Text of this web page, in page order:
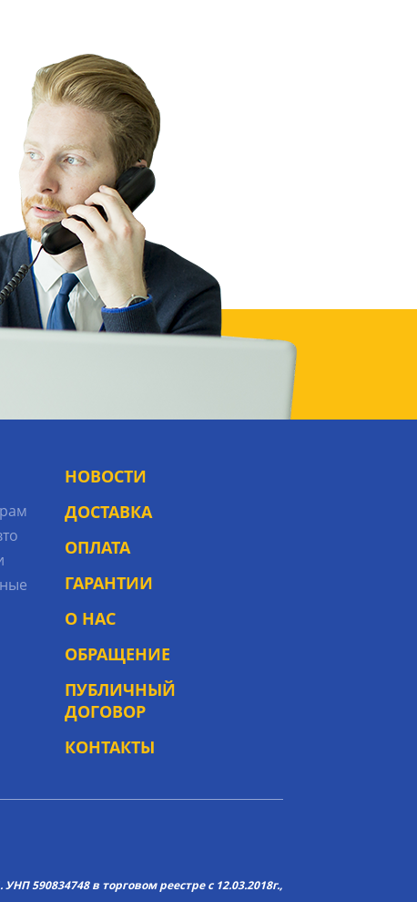
НОВОСТИ
ДОСТАВКА
ОПЛАТА
ГАРАНТИИ
О НАС
ОБРАЩЕНИЕ
ПУБЛИЧНЫЙ
ДОГОВОР
КОНТАКТЫ
590834748 в торговом реестре с 12.03.2018г.,